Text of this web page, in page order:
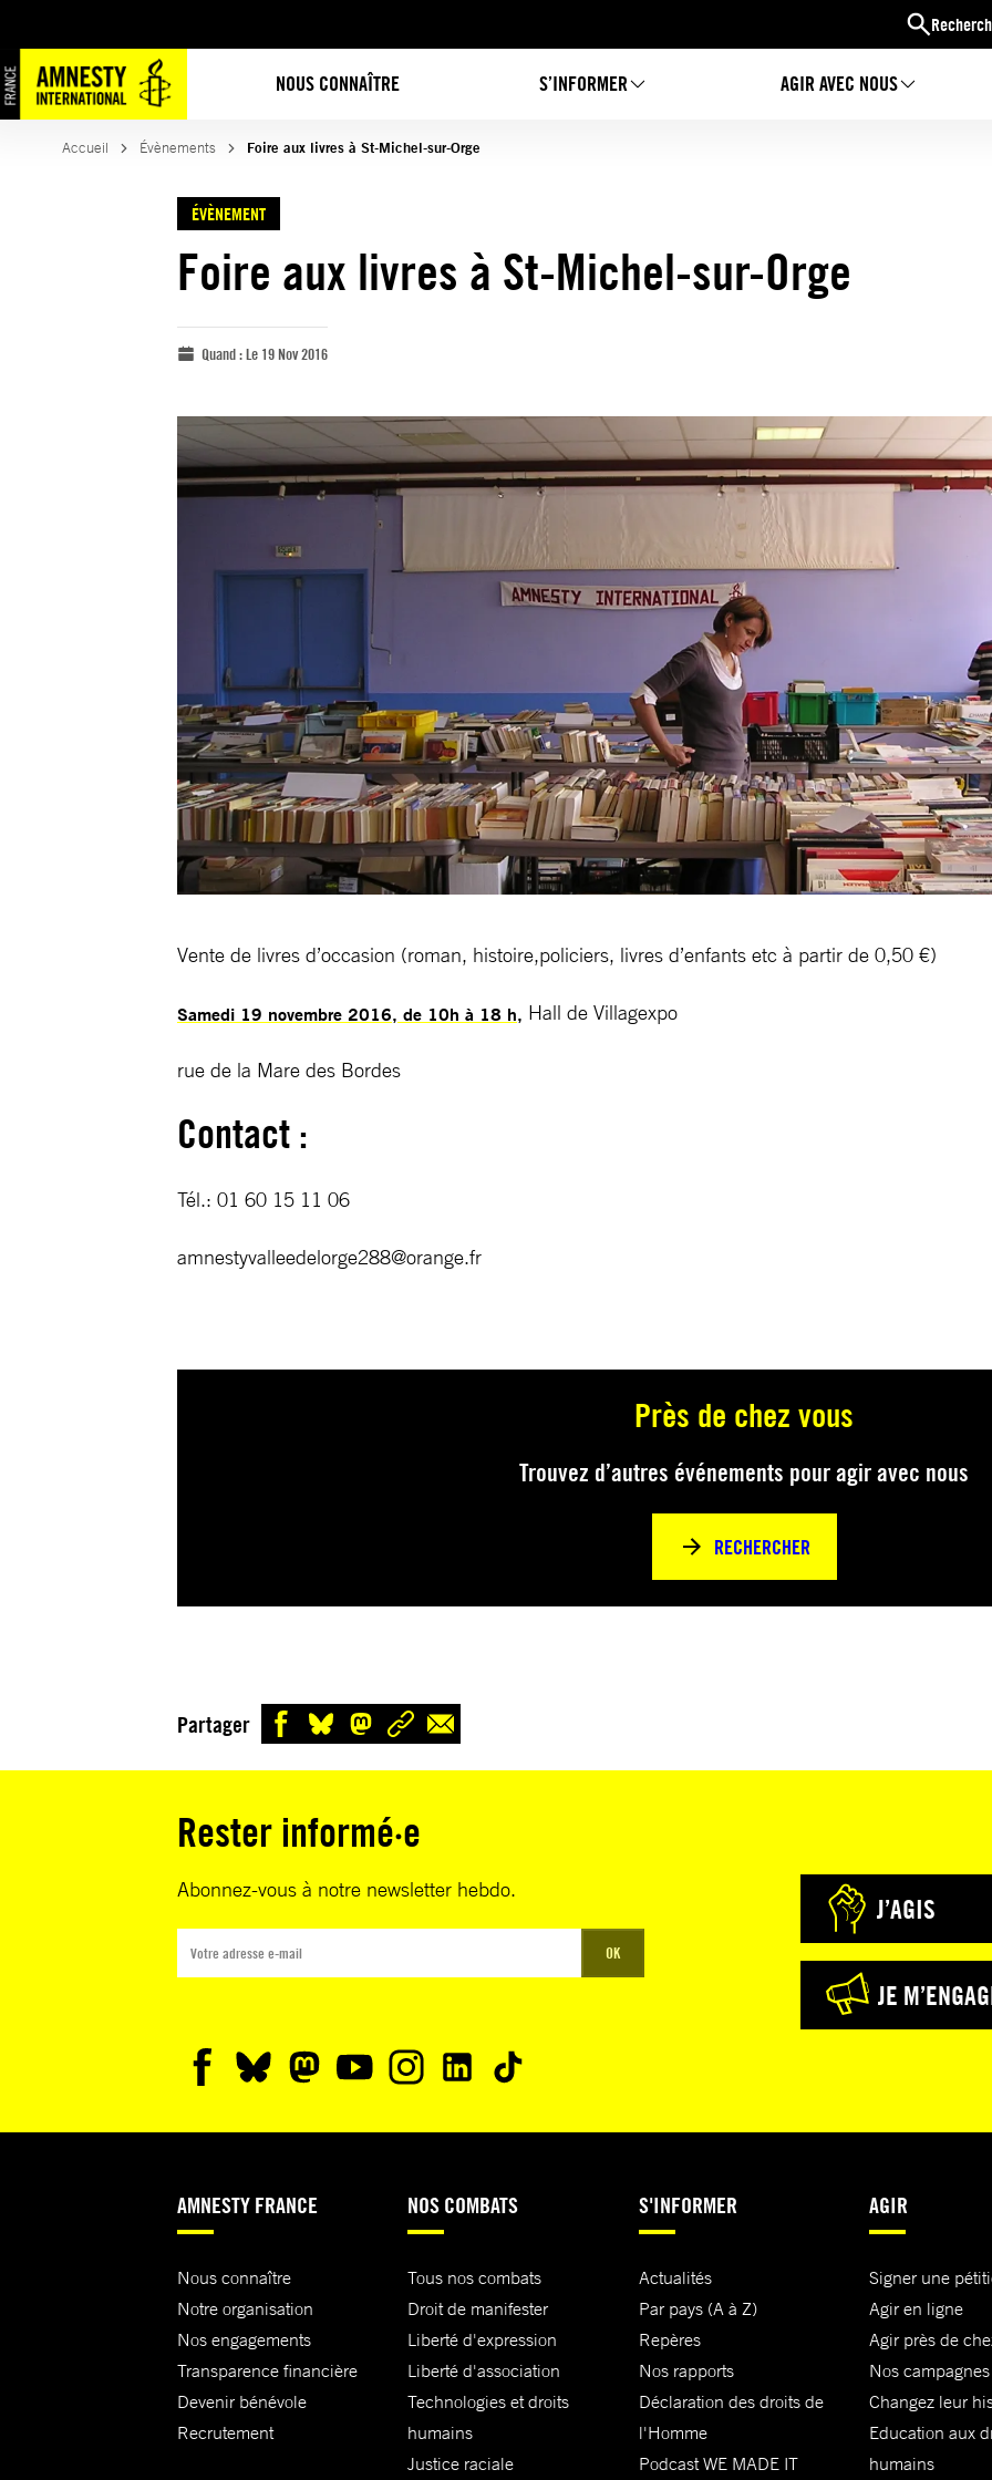
NOUS CONNAÎTRE S’INFORMER AGIR AVEC NOUS
Accueil Évènements Foire aux livres à St-Michel-sur-Orge
ÉVÈNEMENT
Foire aux livres à St-Michel-sur-Orge
Quand :Le 19 Nov 2016
Vente de livres d’occasion (roman, histoire,policiers, livres d’enfants etc à partir de 0,50 €)
Samedi 19 novembre 2016, de 10h à 18 h, Hall de Villagexpo
rue de la Mare des Bordes
Contact :
Tél.: 01 60 15 11 06
amnestyvalleedelorge288@orange.fr
Près de chez vous
Trouvez d’autres événements pour agir avec nous
RECHERCHER
Partager
Rester informé·e
Abonnez-vous à notre newsletter hebdo.
OK
J’AGIS
JE
AMNESTY FRANCE
Nous connaître
Notre organisation
Nos engagements
Transparence financière
Devenir bénévole
Recrutement
NOS COMBATS
Tous nos combats
Droit de manifester
Liberté d'expression
Liberté d'association
Technologies et droits
humains
Justice raciale
S'INFORMER
Actualités
Par pays (A à Z)
Repères
Nos rapports
Déclaration des droits de
l'Homme
Podcast WE MADE IT
AGIR
Signer une
Agir en ligne
Agir près de
Nos campagnes
Changez leur
Education aux
humains